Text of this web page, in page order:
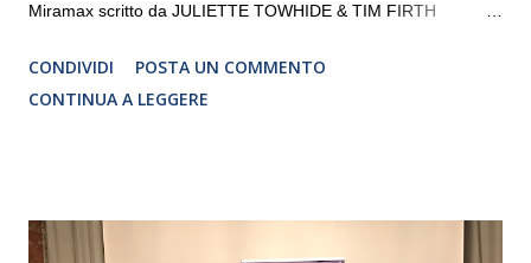
Miramax scritto da JULIETTE TOWHIDE & TIM FIRTH
CRISTINA PEZZOLI
CONDIVIDI
POSTA UN COMMENTO
CONTINUA A LEGGERE